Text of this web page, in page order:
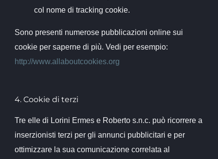
col nome di tracking cookie.
Sono presenti numerose pubblicazioni online sui
cookie per saperne di più. Vedi per esempio:
http://www.allaboutcookies.org
4. Cookie di terzi
Tre elle di Lorini Ermes e Roberto s.n.c. può ricorrere a
inserzionisti terzi per gli annunci pubblicitari e per
ottimizzare la sua comunicazione correlata al